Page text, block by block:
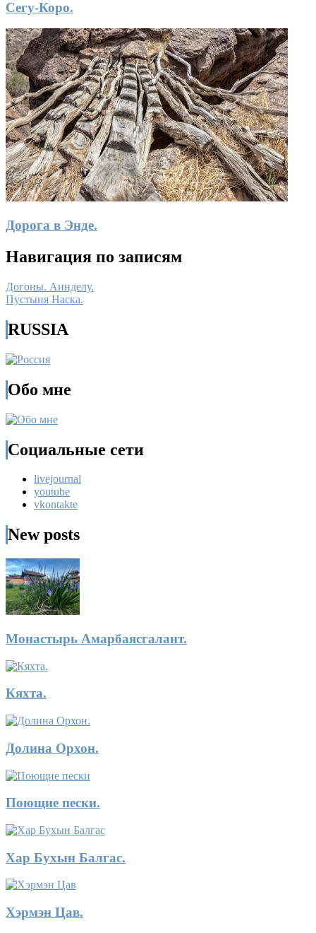
Сегу-Коро.
Дорога в Энде.
Навигация по записям
Догоны. Аинделу.
Пустыня Наска.
RUSSIA
Обо мне
Социальные сети
livejournal
youtube
vkontakte
New posts
Монастырь Амарбаясгалант.
Кяхта.
Долина Орхон.
Поющие пески.
Хар Бухын Балгас.
Хэрмэн Цав.